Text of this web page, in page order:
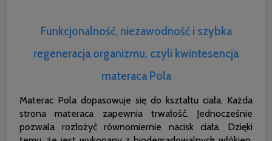
Funkcjonalność, niezawodność i szybka
regeneracja organizmu, czyli kwintesencja
materaca Pola
Materac Pola dopasowuje się do kształtu ciała. Każda
strona materaca zapewnia trwałość. Jednocześnie
pozwala rozłożyć równomiernie nacisk ciała. Dzięki